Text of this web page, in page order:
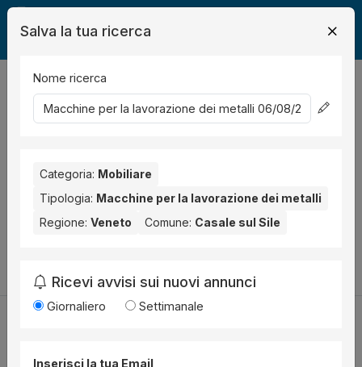
Legalmente Mobili
Macchine per la lavorazione dei metalli
Nessun risultato per il Comune selezionato:
Nessun risultato per la Provincia selezionata:
Treviso.
Prova a modificare i parametri di ricerca:
Salva la tua ricerca
Nome ricerca
Categoria: Mobiliare
Tipologia: Macchine per la lavorazione dei metalli
Regione: Veneto Comune: Casale sul Sile
Ricevi avvisi sui nuovi annunci
Giornaliero Settimanale
Inserisci la tua Email